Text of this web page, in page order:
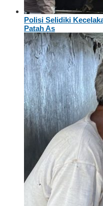
Polisi Selidiki
Patah As